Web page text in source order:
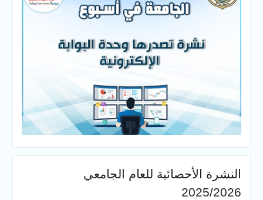
للعام الجامعي